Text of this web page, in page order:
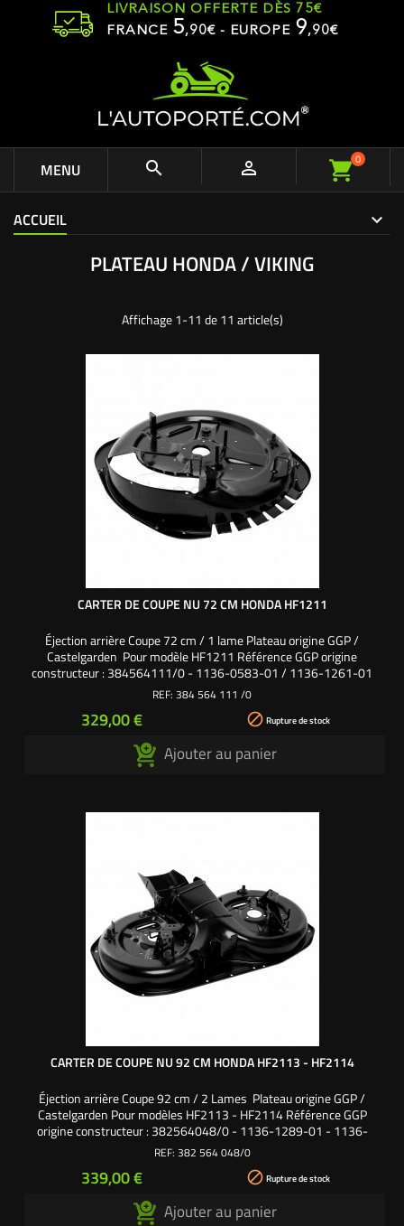
LIVRAISON OFFERTE DÈS 75€
FRANCE 5,90€ - EUROPE 9,90€
MENU   0
ACCUEIL
PLATEAU HONDA / VIKING
Affichage 1-11 de 11 article(s)
CARTER DE COUPE NU 72 CM HONDA HF1211
Éjection arrière Coupe 72 cm / 1 lame Plateau origine GGP /
Castelgarden Pour modèle HF1211 Référence GGP origine
constructeur : 384564111/0 - 1136-0583-01 / 1136-1261-01
REF: 384 564 111 /0
Prix
329,00 €  Rupture de stock
Ajouter au panier
CARTER DE COUPE NU 92 CM HONDA HF2113 - HF2114
Éjection arrière Coupe 92 cm / 2 Lames Plateau origine GGP /
Castelgarden Pour modèles HF2113 - HF2114 Référence GGP
origine constructeur : 382564048/0 - 1136-1289-01 - 1136-
05160-01
REF: 382 564 048/0
Prix
339,00 €  Rupture de stock
Ajouter au panier